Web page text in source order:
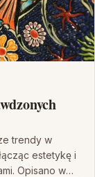
trendy w
estetykę i
Opisano w